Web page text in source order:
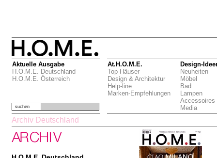
Aktuelle Ausgabe
H.O.M.E. Deutschland
H.O.M.E. Österreich
At.H.O.M.E.
Top Häuser
Design & Architektur
Help-line
Marken-Empfehlungen
Design-
Neuheiten
Möbel
Bad
Lampen
Accessoires
Media
suchen
Archiv Deutschland